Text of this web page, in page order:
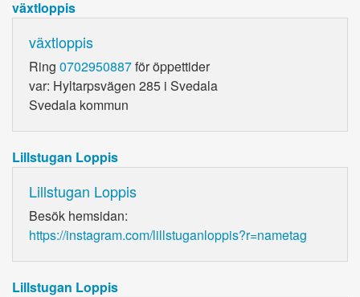
växtloppis
växtloppis
Ring 0702950887för öppettider
var: Hyltarpsvägen 285 i Svedala
Svedala kommun
Lillstugan Loppis
Lillstugan Loppis
Besök hemsidan:
https://instagram.com/lillstuganloppis?r=nametag
Lillstugan Loppis